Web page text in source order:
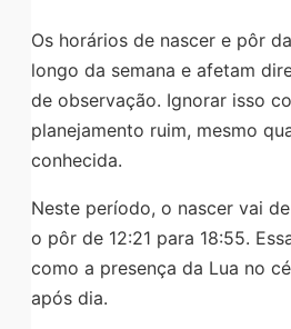
Os horários de nascer e pôr
longo da semana e afetam
de observação. Ignorar isso
planejamento ruim, mesmo
conhecida.
Neste período, o nascer vai
o pôr de 12:21 para 18:55.
como a presença da Lua no
após dia.